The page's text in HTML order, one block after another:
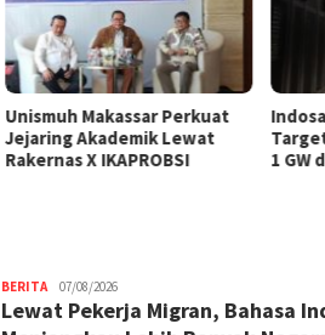
Unismuh Makassar Perkuat
Jejaring Akademik Lewat
Rakernas X IKAPROBSI
1 GW
BERITAadmin
07/08/2026
Lewat Pekerja Migran, Bahasa